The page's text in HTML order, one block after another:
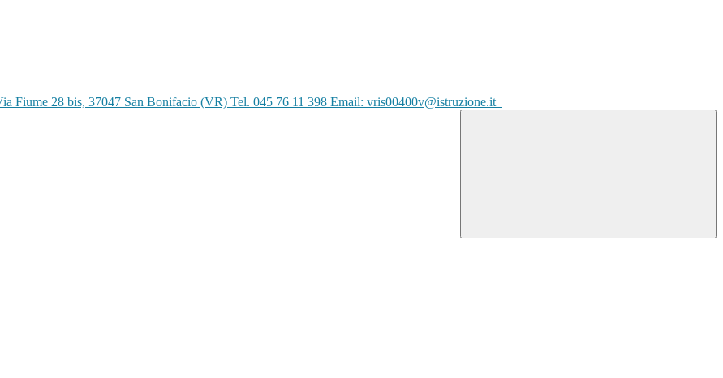
Fiume 28 bis, 37047 San Bonifacio (VR) Tel. 045 76 11 398 Email: vris00400v@istruzione.it